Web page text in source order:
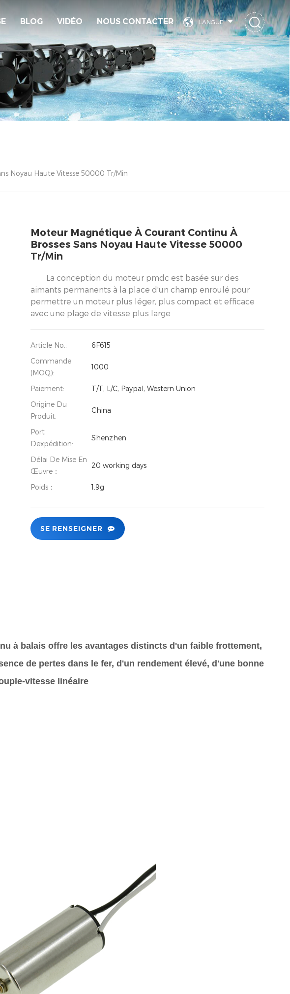
LANGUE
BLOG VIDÉO NOUS CONTACTER
Noyau Haute Vitesse 50000 Tr/min
Moteur Magnétique À Courant Continu À
Brosses Sans Noyau Haute Vitesse 50000
Tr/min
La conception du moteur pmdc est basée sur des
aimants permanents à la place d'un champ enroulé pour
permettre un moteur plus léger, plus compact et efficace
avec une plage de vitesse plus large
Article No.:
6F615
Commande
(MOQ):
1000
Paiement:
T/T, L/C, Paypal, Western Union
Origine Du
Produit:
China
Port
Dexpédition:
Shenzhen
Délai De Mise En
Œuvre：
20 working days
Poids： 1.9g
SE RENSEIGNER
à balais offre les avantages distincts d'un faible frottement,
de pertes dans le fer, d'un rendement élevé, d'une bonne
vitesse linéaire